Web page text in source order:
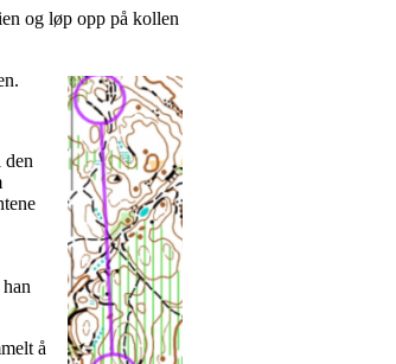
og løp opp på kollen
den
å